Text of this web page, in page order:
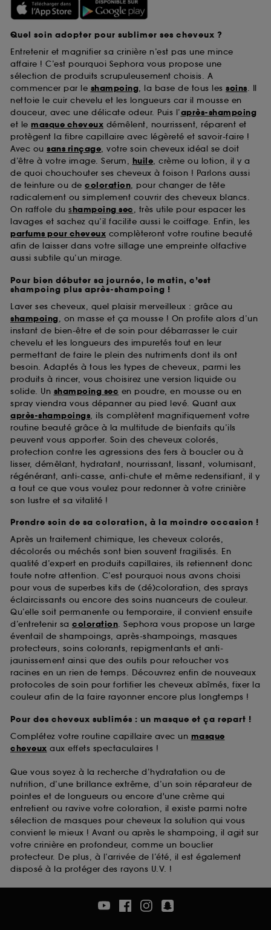
Quel soin adopter pour sublimer ses cheveux ?
Entretenir et magnifier sa crinière n’est pas une mince
affaire ! C’est pourquoi Sephora vous propose une
sélection de produits scrupuleusement choisis. A
commencer par le shampoing, la base de tous les soins. Il
nettoie le cuir chevelu et les longueurs car il mousse en
douceur, avec une délicate odeur. Puis l’après-shampoing
et le masque cheveux démêlent, nourrissent, réparent et
protègent la fibre capillaire avec légèreté et savoir-faire !
Avec ou sans rinçage, votre soin cheveux idéal se doit
d’être à votre image. Serum, huile, crème ou lotion, il y a
de quoi chouchouter ses cheveux à foison ! Parlons aussi
de teinture ou de coloration, pour changer de tête
radicalement ou simplement couvrir des cheveux blancs.
On raffole du shampoing sec, très utile pour espacer les
lavages et sachez qu’il facilite aussi le coiffage. Enfin, les
parfums pour cheveux complèteront votre routine beauté
afin de laisser dans votre sillage une empreinte olfactive
aussi subtile qu’un mirage.
Pour bien débuter sa journée, le matin, c’est
shampoing plus après-shampoing !
Laver ses cheveux, quel plaisir merveilleux : grâce au
shampoing, on masse et ça mousse ! On profite alors d’un
instant de bien-être et de soin pour débarrasser le cuir
chevelu et les longueurs des impuretés tout en leur
permettant de faire le plein des nutriments dont ils ont
besoin. Adaptés à tous les types de cheveux, parmi les
produits à rincer, vous choisirez une version liquide ou
solide. Un shampoing sec en poudre, en mousse ou en
spray viendra vous dépanner au pied levé. Quant aux
après-shampoings, ils complètent magnifiquement votre
routine beauté grâce à la multitude de bienfaits qu’ils
peuvent vous apporter. Soin des cheveux colorés,
protection contre les agressions des fers à boucler ou à
lisser, démêlant, hydratant, nourrissant, lissant, volumisant,
régénérant, anti-casse, anti-chute et même redensifiant, il y
a tout ce que vous voulez pour redonner à votre crinière
son lustre et sa vitalité !
Prendre soin de sa coloration, à la moindre occasion !
Après un traitement chimique, les cheveux colorés,
décolorés ou méchés sont bien souvent fragilisés. En
qualité d’expert en produits capillaires, ils retiennent donc
toute notre attention. C’est pourquoi nous avons choisi
pour vous de superbes kits de (dé)coloration, des sprays
éclaircissants ou encore des soins nuanceurs de couleur.
Qu’elle soit permanente ou temporaire, il convient ensuite
d’entretenir sa coloration. Sephora vous propose un large
éventail de shampoings, après-shampoings, masques
protecteurs, soins colorants, repigmentants et anti-
jaunissement ainsi que des outils pour retoucher vos
racines en un rien de temps. Découvrez enfin de nouveaux
protocoles de soin pour fortifier les cheveux abîmés, fixer la
couleur afin de la faire rayonner encore plus longtemps !
Pour des cheveux sublimés : un masque et ça repart !
Complétez votre routine capillaire avec un masque
cheveux aux effets spectaculaires !
Que vous soyez à la recherche d’hydratation ou de
nutrition, d’une brillance extrême, d’un soin réparateur de
pointes et de longueurs ou encore d'une crème qui
entretient ou ravive votre coloration, il existe parmi notre
sélection de masques pour cheveux la solution qui vous
convient le mieux ! Avant ou après le shampoing, il agit sur
votre crinière en profondeur, comme un bouclier
protecteur. De plus, à l’arrivée de l’été, il est également
disposé à la protéger des rayons U.V. !